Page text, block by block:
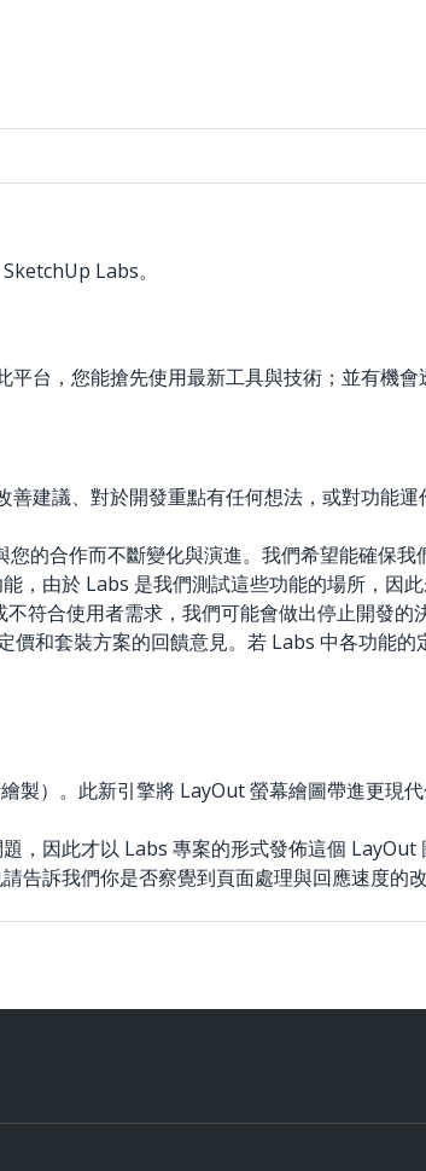
Labs。
台，您能搶先使用最新工具與技術；並有機會
建議、對於開發重點有任何想法，或對功能
的合作而不斷變化與演進。我們希望能確保
由於 Labs 是我們測試這些功能的場所，因
符合使用者需求，我們可能會做出停止開發的
價和套裝方案的回饋意見。若 Labs 中各功能
）。此新引擎將 LayOut 螢幕繪圖帶進更現
，因此才以 Labs 專案的形式發佈這個
告訴我們你是否察覺到頁面處理與回應速度的改